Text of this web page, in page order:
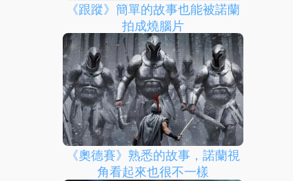
《跟蹤》簡單的故事也能被諾蘭
拍成燒腦片
《奧德賽》熟悉的故事，諾蘭視
角看起來也很不一樣